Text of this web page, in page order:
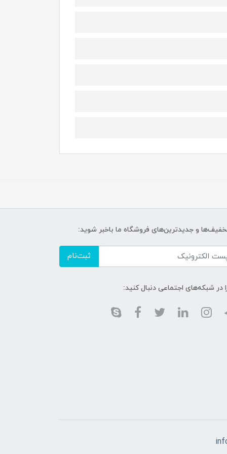
و جدیدترین‌های فروشگاه ما باخبر شوید:
ثبت‌نام
در شبکه‌های اجتماعی دنبال کنید: